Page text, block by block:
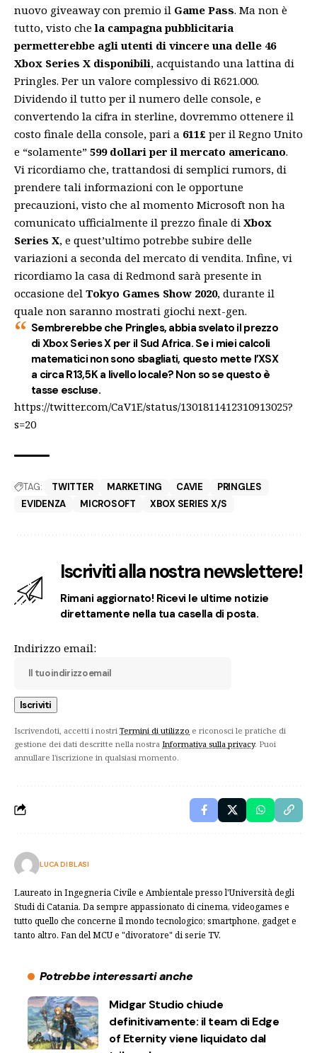
nuovo giveaway con premio il Game Pass. Ma non è
tutto, visto chela campagna pubblicitaria
permetterebbe agli utenti di vincere una delle 46
Xbox Series X disponibili, acquistando una lattina di
Pringles. Per un valore complessivo di R621.000.
Dividendo il tutto per il numero delle console, e
convertendo la cifra in sterline, dovremmo ottenere il
costo finale della console, pari a 611£ per il Regno Unito
e “solamente” 599 dollari per il mercato americano.
Vi ricordiamo che, trattandosi di semplici rumors, di
prendere tali informazioni con le opportune
precauzioni, visto che al momento Microsoft non ha
comunicato ufficialmente il prezzo finale di Xbox
Series X, e quest’ultimo potrebbe subire delle
variazioni a seconda del mercato di vendita. Infine, vi
ricordiamo la casa di Redmond sarà presente in
occasione del Tokyo Games Show 2020, durante il
quale non saranno mostrati giochi next-gen.
Sembrerebbe che Pringles, abbia svelato il prezzo
di Xbox Series X per il Sud Africa. Se i miei calcoli
matematici non sono sbagliati, questo mette l’XSX
a circa R13,5K a livello locale? Non so se questo è
tasse escluse.
https://twitter.com/CaV1E/status/1301811412310913025?
s=20
TAG: TWITTER MARKETING CAVIE
PRINGLES
EVIDENZA
MICROSOFT XBOX SERIES X/S
Iscriviti alla nostra newslettere!
Rimani aggiornato! Ricevi le ultime notizie
direttamente nella tua casella di posta.
Indirizzo email:
Iscrivendoti, accetti i nostri Termini di utilizzo e riconosci le pratiche di
gestione dei dati descritte nella nostra Informativa sulla privacy. Puoi
annullare l'iscrizione in qualsiasi momento.
LUCA DI BLASI
Laureato in Ingegneria Civile e Ambientale presso l'Università degli
Studi di Catania. Da sempre appassionato di cinema, videogames e
tutto quello che concerne il mondo tecnologico; smartphone, gadget e
tanto altro. Fan del MCU e "divoratore" di serie TV.
Potrebbe interessarti anche
Midgar Studio chiude
definitivamente: il team di Edge
of Eternity viene liquidato dal